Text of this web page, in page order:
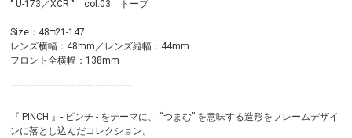
" U-173／XCR " col.03 トープ
Size：48□21-147
レンズ横幅：48mm／レンズ縦幅：44mm
フロント全横幅：138mm
￣￣￣￣￣￣￣￣￣￣￣￣￣
『 PINCH 』- ピンチ - をテーマに、 “つまむ” を意味する造形をフレームデザイ
ンに落とし込んだコレクション。